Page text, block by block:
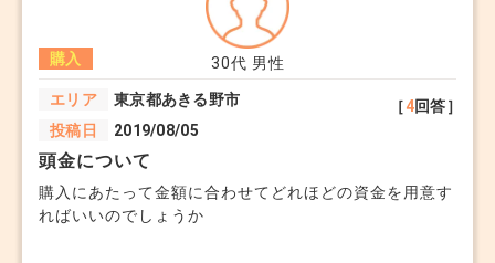
気に入っているなら、その感覚は大切にしてほしい
と思います。
「総額いくらまで出せるか」を軸に、冷静に数字を
確認してみましょう。
不動産が絡んでくると金額について麻痺してくる感
また、築後35年を経過しているのであれば、大規
模修繕工事の実施状況や今後の予定、さらには管理
状態を入念に確認する必要があります。リノベ費用
を含め、これらを総合的に勘案してから最終的な判
断をされるようにお勧めします。
30代 男性
購入
エリア
東京都あきる野市
投稿日
2019/08/05
［4回答］
頭金について
購入にあたって金額に合わせてどれほどの資金を用意す
ればいいのでしょうか